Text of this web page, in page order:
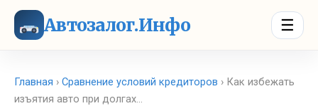
Автозалог.Инфо ☰
Главная › Сравнение условий кредиторов › Как избежать
изъятия авто при долгах…